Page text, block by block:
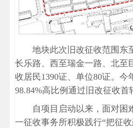
地块此次旧改征收范围东
长乐路、西至瑞金一路、北至
收居民1390证、单位80证。今
98.84%高比例通过旧改征收首
自项目启动以来，面对困
一征收事务所积极践行“把征